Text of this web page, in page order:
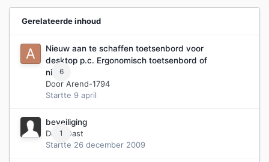
Gerelateerde inhoud
6
Nieuw aan te schaffen toetsenbord voor
desktop p.c. Ergonomisch toetsenbord of
niet?
Door Arend-1794
Startte 9 april
1
beveiliging
Door Gast
Startte 26 december 2009